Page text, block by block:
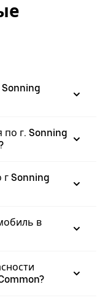
Sonning
по г. Sonning
Sonning
в